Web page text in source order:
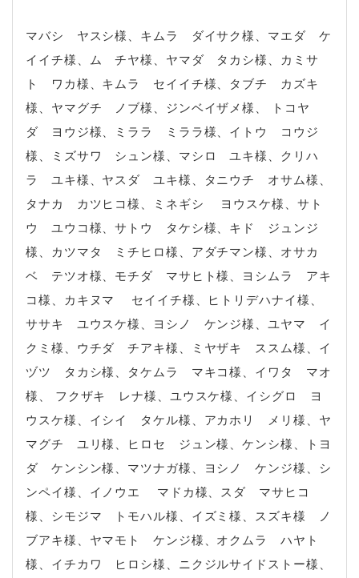
マバシ ヤスシ様、キムラ ダイサク様、マエダ ケ
イイチ様、ム チヤ様、ヤマダ タカシ様、カミサ
ト ワカ様、キムラ セイイチ様、タブチ カズキ
様、ヤマグチ ノブ様、ジンベイザメ様、 トコヤ
ダ ヨウジ様、ミララ ミララ様、イトウ コウジ
様、ミズサワ シュン様、マシロ ユキ様、クリハ
ラ ユキ様、ヤスダ ユキ様、タニウチ オサム様、
タナカ カツヒコ様、ミネギシ ヨウスケ様、サト
ウ ユウコ様、サトウ タケシ様、キド ジュンジ
様、カツマタ ミチヒロ様、アダチマン様、オサカ
ベ テツオ様、モチダ マサヒト様、ヨシムラ アキ
コ様、カキヌマ セイイチ様、ヒトリデハナイ様、
ササキ ユウスケ様、ヨシノ ケンジ様、ユヤマ イ
クミ様、ウチダ チアキ様、ミヤザキ ススム様、イ
ヅツ タカシ様、タケムラ マキコ様、イワタ マオ
様、 フクザキ レナ様、ユウスケ様、イシグロ ヨ
ウスケ様、イシイ タケル様、アカホリ メリ様、ヤ
マグチ ユリ様、ヒロセ ジュン様、ケンシ様、トヨ
ダ ケンシン様、マツナガ様、ヨシノ ケンジ様、シ
ンペイ様、イノウエ マドカ様、スダ マサヒコ
様、シモジマ トモハル様、イズミ様、スズキ様 ノ
ブアキ様、ヤマモト ケンジ様、オクムラ ハヤト
様、イチカワ ヒロシ様、ニクジルサイドストー様、